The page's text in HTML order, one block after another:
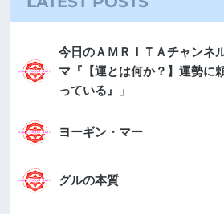
今日のＡＭＲＩＴＡチャンネ
マ『【運とは何か？】運勢に
っている』」
ヨーギン・マー
グルの本質